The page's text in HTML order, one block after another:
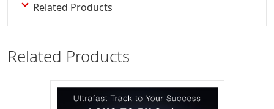
Related Products
Related Products